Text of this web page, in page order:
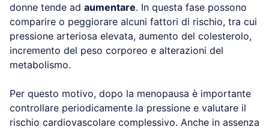
donne tende ad aumentare. In questa fase possono
comparire o peggiorare alcuni fattori di rischio, tra cui
pressione arteriosa elevata, aumento del colesterolo,
incremento del peso corporeo e alterazioni del
metabolismo.
Per questo motivo, dopo la menopausa è importante
controllare periodicamente la pressione e valutare il
rischio cardiovascolare complessivo. Anche in assenza